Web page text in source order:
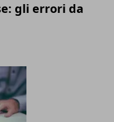
gli errori da